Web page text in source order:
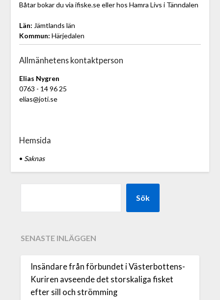
Båtar bokar du via ifiske.se eller hos Hamra Livs i Tänndalen
Län: Jämtlands län
Kommun: Härjedalen
Allmänhetens kontaktperson
Elias Nygren
0763 - 14 96 25
elias@joti.se
Hemsida
• Saknas
Sök
SENASTE INLÄGGEN
Insändare från förbundet i Västerbottens-
Kuriren avseende det storskaliga fisket
efter sill och strömming